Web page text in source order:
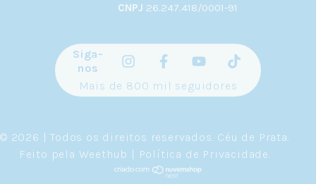
CNPJ 26.247.418/0001-91
Siga-
nos
Mais de 800 mil seguidores
© 2026 | Todos os direitos reservados. Céu de Prata
Feito pela Weethub | Política de Privacidade